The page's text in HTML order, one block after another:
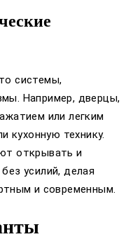
системы,
Например, дверцы,
или легким
кухонную технику.
открывать и
усилий, делая
и современным.